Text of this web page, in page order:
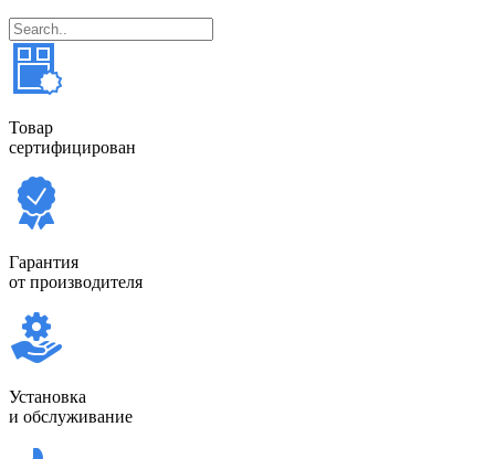
Товар
сертифицирован
Гарантия
от производителя
Установка
и обслуживание